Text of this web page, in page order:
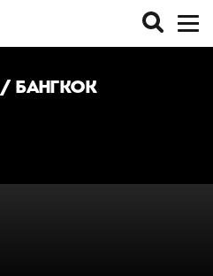
/ БАНГКОК